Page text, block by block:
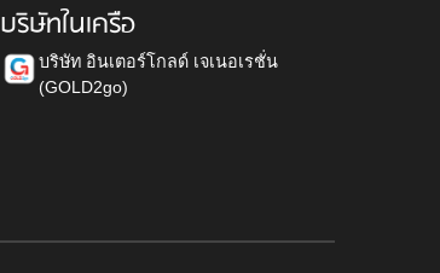
บริษัทในเครือ
บริษัท อินเตอร์โกลด์ เจเนอเรชั่น
(GOLD2go)